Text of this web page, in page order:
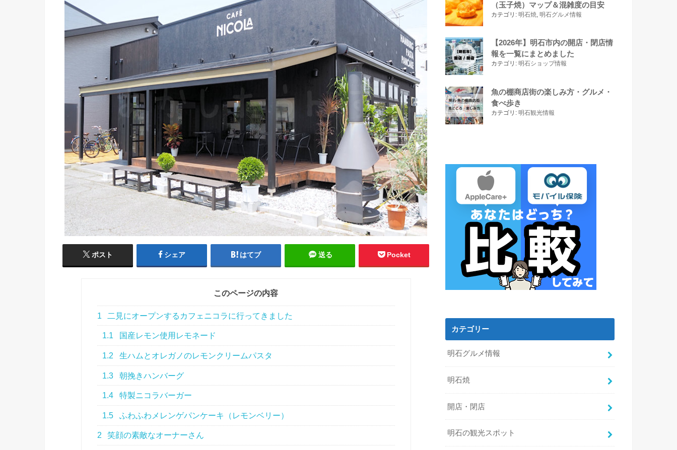
ポスト シェア はてブ 送る Pocket
このページの内容
1 二見にオープンするカフェニコラに行ってきました
1.1 国産レモン使用レモネード
1.2 生ハムとオレガノのレモンクリームパスタ
1.3 朝挽きハンバーグ
1.4 特製ニコラバーガー
1.5 ふわふわメレンゲパンケーキ（レモンベリー）
2 笑顔の素敵なオーナーさん
（玉子焼）マップ＆混雑度の目安
カテゴリ: 明石焼 明石グルメ情報
【2026年】明石市内の開店・閉店情
報を一覧にまとめました
カテゴリ: 明石ショップ情報
魚の棚商店街の楽しみ方・グルメ・
食べ歩き
カテゴリ: 明石観光情報
カテゴリー
明石グルメ情報
明石焼
開店・閉店
明石の観光スポット